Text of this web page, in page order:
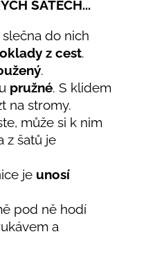
ŠATECH...
slečna do nich
z cest.
.
pružné. S klidem
na stromy.
může si k nim
z šatů je
je unosí
pod ně hodí
a